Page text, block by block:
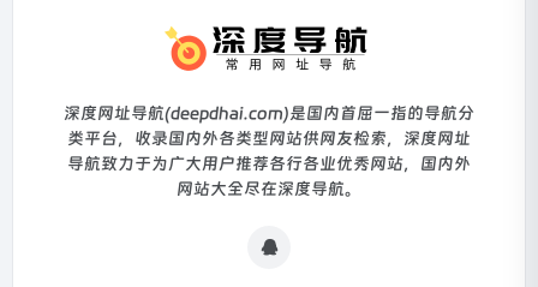
深度网址导航(deepdhai.com)是国内首屈一指的导航分
类平台，收录国内外各类型网站供网友检索，深度网址
导航致力于为广大用户推荐各行各业优秀网站，国内外
网站大全尽在深度导航。